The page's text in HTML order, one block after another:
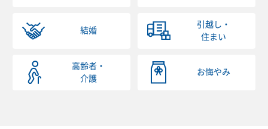
結婚
引越し・
住まい
高齢者・
介護
お悔やみ